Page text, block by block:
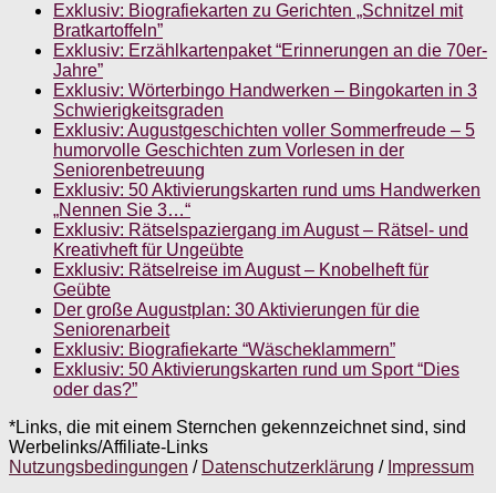
Exklusiv: Biografiekarten zu Gerichten „Schnitzel mit
Bratkartoffeln”
Exklusiv: Erzählkartenpaket “Erinnerungen an die 70er-
Jahre”
Exklusiv: Wörterbingo Handwerken – Bingokarten in 3
Schwierigkeitsgraden
Exklusiv: Augustgeschichten voller Sommerfreude – 5
humorvolle Geschichten zum Vorlesen in der
Seniorenbetreuung
Exklusiv: 50 Aktivierungskarten rund ums Handwerken
„Nennen Sie 3…“
Exklusiv: Rätselspaziergang im August – Rätsel- und
Kreativheft für Ungeübte
Exklusiv: Rätselreise im August – Knobelheft für
Geübte
Der große Augustplan: 30 Aktivierungen für die
Seniorenarbeit
Exklusiv: Biografiekarte “Wäscheklammern”
Exklusiv: 50 Aktivierungskarten rund um Sport “Dies
oder das?”
*Links, die mit einem Sternchen gekennzeichnet sind, sind
Werbelinks/Affiliate-Links
Nutzungsbedingungen / Datenschutzerklärung / Impressum